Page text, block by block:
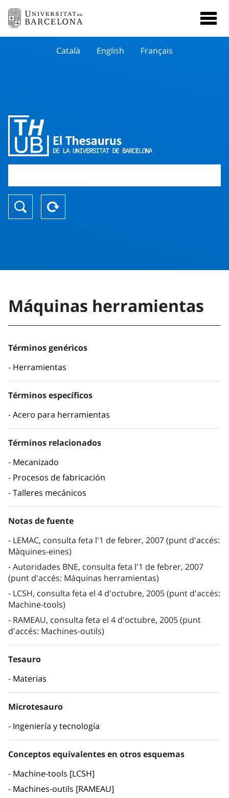
Català English Français
Máquinas herramientas
Términos genéricos
Herramientas
Términos específicos
Acero para herramientas
Términos relacionados
Mecanizado
Procesos de fabricación
Talleres mecánicos
Notas de fuente
LEMAC, consulta feta l'1 de febrer, 2007 (punt d'accés:
Màquines-eines)
Autoridades BNE, consulta feta l'1 de febrer, 2007
(punt d'accés: Máquinas herramientas)
LCSH, consulta feta el 4 d'octubre, 2005 (punt d'accés:
Machine-tools)
RAMEAU, consulta feta el 4 d'octubre, 2005 (punt
d'accés: Machines-outils)
Tesauro
Materias
Microtesauro
Ingeniería y tecnología
Conceptos equivalentes en otros esquemas
Machine-tools [LCSH]
Machines-outils [RAMEAU]